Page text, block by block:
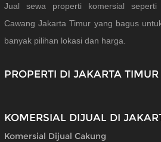
Jual sewa properti komersial
Cawang Jakarta Timur yang bagus
banyak pilihan lokasi dan harga.
PROPERTI DI JAKARTA TIMUR
KOMERSIAL DIJUAL DI
Komersial Dijual Cakung